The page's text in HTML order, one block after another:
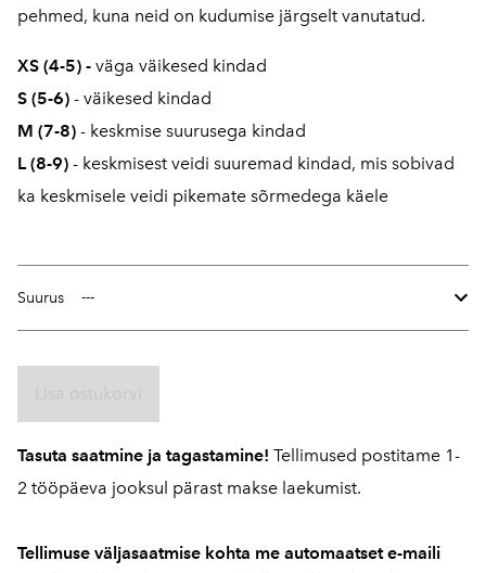
pehmed, kuna neid on kudumise järgselt vanutatud.
XS (4-5) - väga väikesed kindad
S (5-6) - väikesed kindad
M (7-8) - keskmise suurusega kindad
L (8-9) - keskmisest veidi suuremad kindad, mis sobivad
ka keskmisele veidi pikemate sõrmedega käele
Suurus
Tasuta saatmine ja tagastamine! Tellimused postitame 1-
2 tööpäeva jooksul pärast makse laekumist.
Tellimuse väljasaatmise kohta me automaatset e-maili